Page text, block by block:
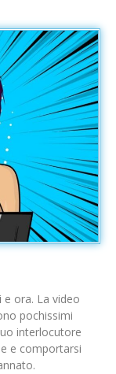
e ora. La video
pochissimi
interlocutore
e comportarsi